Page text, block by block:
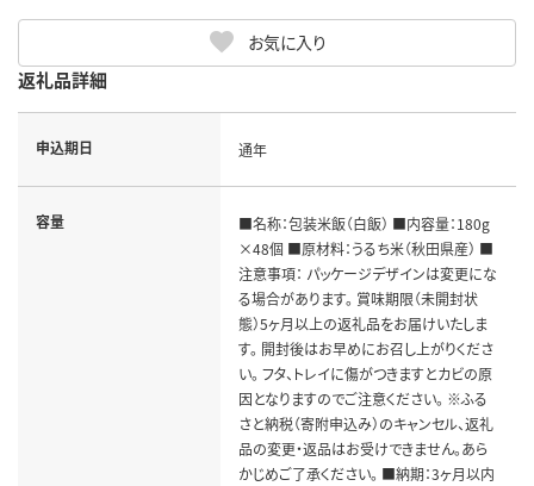
お気に入り
返礼品詳細
申込期日 通年
容量
■名称：包装米飯（白飯） ■内容量：180g
×48個 ■原材料：うるち米（秋田県産） ■
注意事項： パッケージデザインは変更にな
る場合があります。 賞味期限（未開封状
態）5ヶ月以上の返礼品をお届けいたしま
す。 開封後はお早めにお召し上がりくださ
い。 フタ、トレイに傷がつきますとカビの原
因となりますのでご注意ください。 ※ふる
さと納税（寄附申込み）のキャンセル、返礼
品の変更・返品はお受けできません。あら
かじめご了承ください。 ■納期：3ヶ月以内